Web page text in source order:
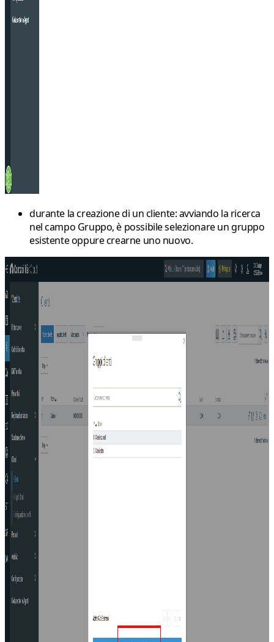
durante la creazione di un cliente: avviando la ricerca
nel campo Gruppo, è possibile selezionare un gruppo
esistente oppure crearne uno nuovo.